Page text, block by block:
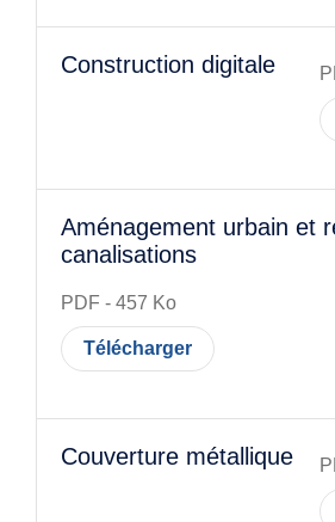
Construction digitale
Aménagement urbain et
canalisations
PDF - 457 Ko
Télécharger
Couverture métallique